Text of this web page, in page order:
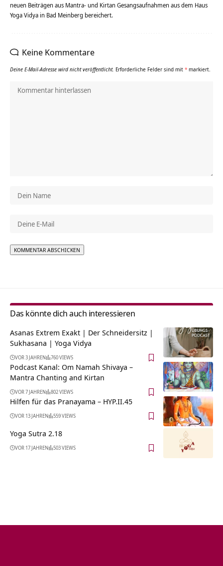
neuen Beiträgen aus Mantra- und Kirtan Gesangsaufnahmen aus dem Haus
Yoga Vidya in Bad Meinberg bereichert.
Keine Kommentare
Deine E-Mail-Adresse wird nicht veröffentlicht. Erforderliche Felder sind mit * markiert.
Das könnte dich auch interessieren
Asanas Extrem Exakt | Der Schneidersitz |
Sukhasana | Yoga Vidya
VOR 3 JAHREN 760 VIEWS
Podcast Kanal: Om Namah Shivaya –
Mantra Chanting and Kirtan
VOR 7 JAHREN 802 VIEWS
Hilfen für das Pranayama – HYP.II.45
VOR 13 JAHREN 559 VIEWS
Yoga Sutra 2.18
VOR 17 JAHREN 503 VIEWS